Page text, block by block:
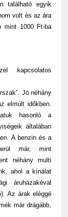
található egyik
volt és az ára
mint 1000 Ft-ba
kapcsolatos
Jó néhány
elmúlt időkben.
hasonló a
általában
A benzin és a
már, mint
néhány multi
ahol a kínálat
áruházakéval
Az árak eléggé
már drágább,